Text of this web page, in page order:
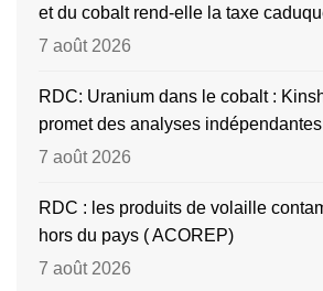
et du cobalt rend-elle la taxe
7 août 2026
RDC: Uranium dans le cobalt :
promet des analyses indépendantes
7 août 2026
RDC : les produits de volaille
hors du pays ( ACOREP)
7 août 2026